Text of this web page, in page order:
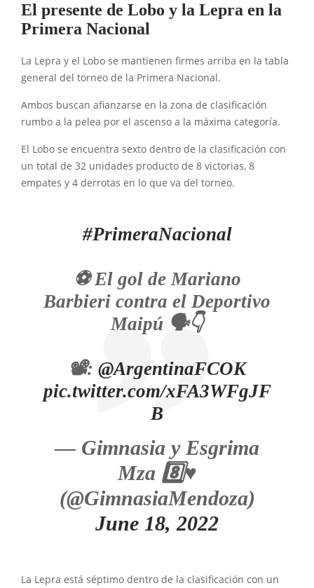
El presente de Lobo y la Lepra en la
Primera Nacional
La Lepra y el Lobo se mantienen firmes arriba en la tabla
general del torneo de la Primera Nacional.
Ambos buscan afianzarse en la zona de clasificación
rumbo a la pelea por el ascenso a la máxima categoría.
El Lobo se encuentra sexto dentro de la clasificación con
un total de 32 unidades producto de 8 victorias, 8
empates y 4 derrotas en lo que va del torneo.
#PrimeraNacional
⚽ El gol de Mariano
Barbieri contra el Deportivo
Maipú 🗣️👇
📽️: @ArgentinaFCOK
pic.twitter.com/xFA3WFgJF
B
— Gimnasia y Esgrima
Mza 8️⃣♥️
(@GimnasiaMendoza)
June 18, 2022
La Lepra está séptimo dentro de la clasificación con un